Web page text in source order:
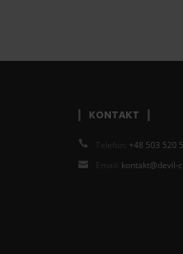
KONTAKT
Telefon: +48 503 520
Email: kontakt@devil-